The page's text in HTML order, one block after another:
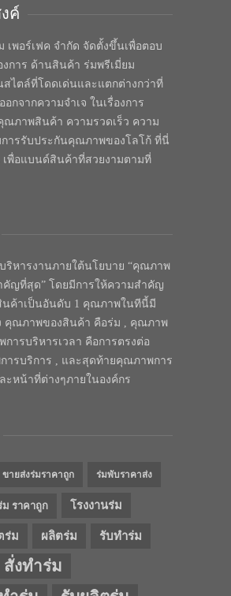
ค์
เพอร์เฟค จำกัด จัดตั้งขึ้นเพื่อตอบ
การ ด้านสินค้า ร่มพรีเมี่ยม
สไตล์ที่โดดเด่นและแตกต่างกว่าที่
กจากความจำเจ ในเรื่องการ
ณภาพสินค้า ความรวดเร็ว ความ
การรับประกันคุณภาพของโลโก้ ที่นี่
เพื่อแบนด์สินค้าที่สวยงามตามที่
ริหารงานภายใต้นโยบาย “คุณภาพ
คัญที่สุด” โดยมีการให้ความสำคัญ
ค้าเป็นอันดับ 1 คุณภาพในทีนี้มี
คุณภาพของสินค้า คือร่ม , คุณภาพ
การบริหารเวลา คือการตรงต่อ
ารบริการ , และสุดท้ายคุณภาพการ
ะหน้าที่ต่างๆภายในองค์กร
ขายส่งร่มราคาถูก ร่มพับราคาส่ง
ม ราคาถูก โรงงานร่ม
ร่ม ผลิตร่ม รับทำร่ม
สั่งทำร่ม